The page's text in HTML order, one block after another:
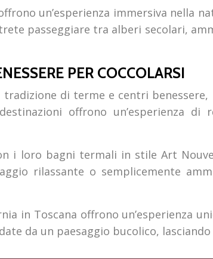
un’esperienza immersiva
passeggiare tra alberi secolari,
PER COCCOLARSI
tradizione di terme e centri
offrono un’esperienza
i loro bagni termali in stile Art
rilassante o semplicemente
in Toscana offrono un’esperienza
da un paesaggio bucolico,